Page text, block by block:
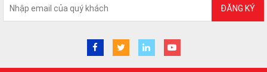
ĐĂNG KÝ